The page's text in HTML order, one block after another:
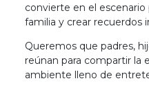
convierte en el
familia y crear recuerdos
Queremos que padres,
reúnan para compartir la
ambiente lleno de